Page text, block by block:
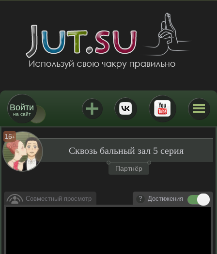
Войти
на сайт
16+
Сквозь бальный зал 5 серия
Партнёр
Совместный просмотр Достижения